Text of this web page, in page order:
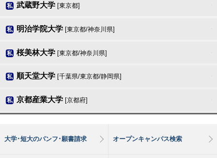
私 武蔵野大学 [東京都]
私 明治学院大学 [東京都/神奈川県]
私 桜美林大学 [東京都/神奈川県]
私 順天堂大学 [千葉県/東京都/静岡県]
私 京都産業大学 [京都府]
大学･短大のパンフ･願書請求 オープンキャンパス検索